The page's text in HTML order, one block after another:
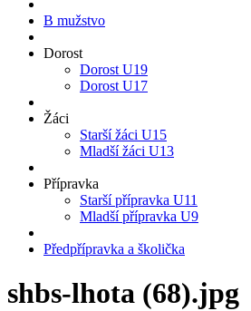
B mužstvo
Dorost
Dorost U19
Dorost U17
Žáci
Starší žáci U15
Mladší žáci U13
Přípravka
Starší přípravka U11
Mladší přípravka U9
Předpřípravka a školička
shbs-lhota (68).jpg